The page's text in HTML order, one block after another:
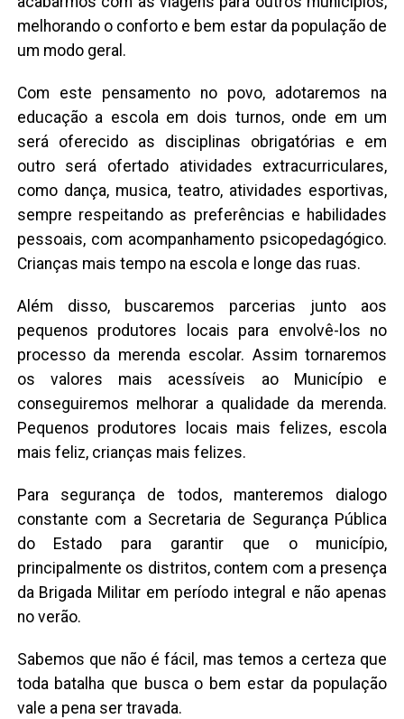
melhorando o conforto e bem estar da população de
um modo geral.
Com este pensamento no povo, adotaremos na
educação a escola em dois turnos, onde em um
será oferecido as disciplinas obrigatórias e em
outro será ofertado atividades extracurriculares,
como dança, musica, teatro, atividades esportivas,
sempre respeitando as preferências e habilidades
pessoais, com acompanhamento psicopedagógico.
Crianças mais tempo na escola e longe das ruas.
Além disso, buscaremos parcerias junto aos
pequenos produtores locais para envolvê-los no
processo da merenda escolar. Assim tornaremos
os valores mais acessíveis ao Município e
conseguiremos melhorar a qualidade da merenda.
Pequenos produtores locais mais felizes, escola
mais feliz, crianças mais felizes.
Para segurança de todos, manteremos dialogo
constante com a Secretaria de Segurança Pública
do Estado para garantir que o município,
principalmente os distritos, contem com a presença
da Brigada Militar em período integral e não apenas
no verão.
Sabemos que não é fácil, mas temos a certeza que
toda batalha que busca o bem estar da população
vale a pena ser travada.